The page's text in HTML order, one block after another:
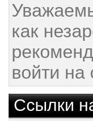
как
войти
Ссылки